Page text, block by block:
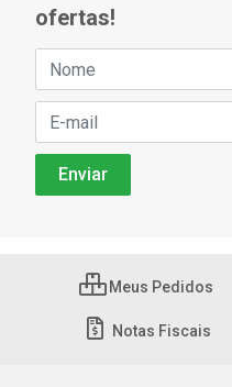
ofertas!
Meus Pedidos
Notas Fiscais